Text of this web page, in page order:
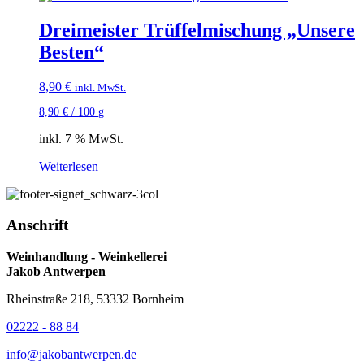
Dreimeister Trüffelmischung „Unsere
Besten“
8,90 € inkl. MwSt.
8,90 € / 100 g
inkl. 7 % MwSt.
Weiterlesen
Anschrift
Weinhandlung - Weinkellerei
Jakob Antwerpen
Rheinstraße 218, 53332 Bornheim
02222 - 88 84
info@jakobantwerpen.de